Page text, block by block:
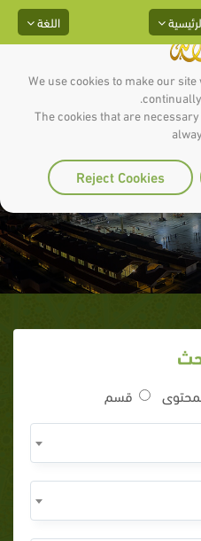
We use cookies to make our
The cookies that are
Reject Cookies
اللغة
الصدع
قسم